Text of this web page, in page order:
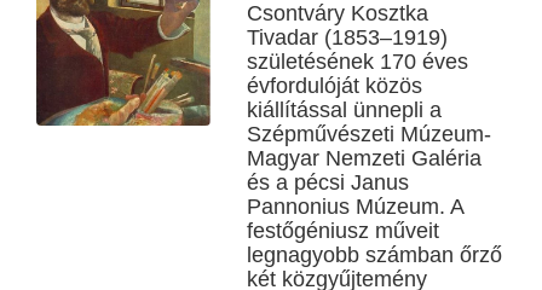
Csontváry Kosztka
Tivadar (1853–1919)
születésének 170 éves
évfordulóját közös
kiállítással ünnepli a
Szépművészeti Múzeum-
Magyar Nemzeti Galéria
és a pécsi Janus
Pannonius Múzeum. A
festőgéniusz műveit
legnagyobb számban őrző
két közgyűjtemény